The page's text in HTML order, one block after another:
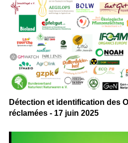
Détection et identification des
réclamées - 17 juin 2025